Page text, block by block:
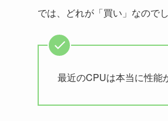
では、どれが「買い」なのでし
最近のCPUは本当に性能